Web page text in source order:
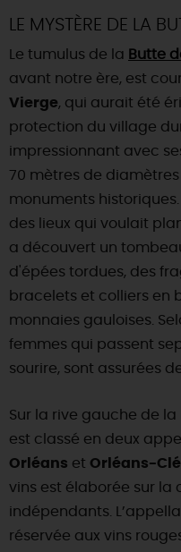
LE MYSTÈRE DE LA
Le tumulus de la Butte
avant notre ère, est
Vierge, qui aurait été
protection du village
impressionnant avec
70 mètres de
monuments
des lieux qui voulait
a découvert un
d'épées tordues, des
bracelets et colliers en
monnaies gauloises.
femmes qui passent
sourire, sont assurées
Sur la rive gauche de la
est classé en deux
Orléans et Orléans-
vins est élaborée sur la
indépendants.
réservée aux vins